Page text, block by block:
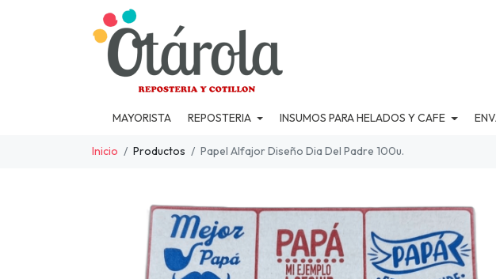
MAYORISTA REPOSTERIA INSUMOS PARA HELADOS Y CAFE
Inicio Productos Papel Alfajor Diseño Dia Del Padre 100u.